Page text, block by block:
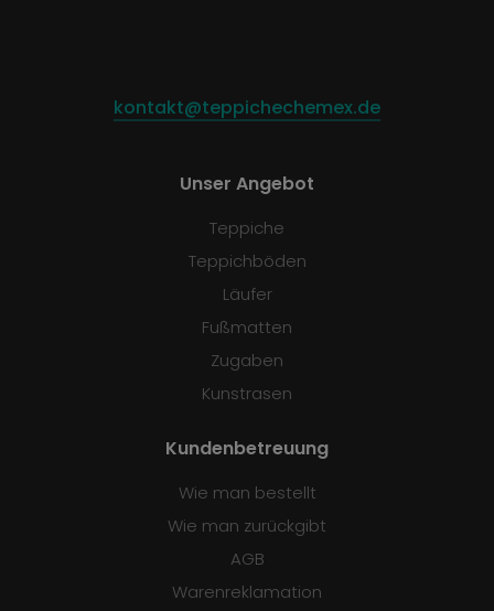
kontakt@teppichechemex.de
Unser Angebot
Teppiche
Teppichböden
Läufer
Fußmatten
Zugaben
Kunstrasen
Kundenbetreuung
Wie man bestellt
Wie man zurückgibt
AGB
Warenreklamation